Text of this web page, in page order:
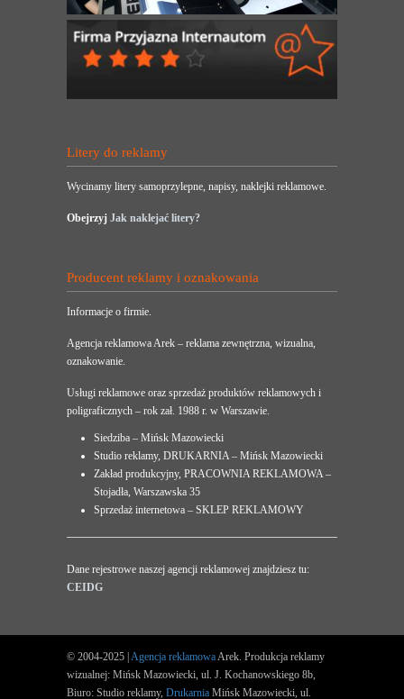
Litery do reklamy
Wycinamy litery samoprzylepne, napisy, naklejki reklamowe.
Obejrzyj Jak naklejać litery?
Producent reklamy i oznakowania
Informacje o firmie.
Agencja reklamowa Arek – reklama zewnętrzna, wizualna,
oznakowanie.
Usługi reklamowe oraz sprzedaż produktów reklamowych i
poligraficznych – rok zał. 1988 r. w Warszawie.
Siedziba – Mińsk Mazowiecki
Studio reklamy, DRUKARNIA – Mińsk Mazowiecki
Zakład produkcyjny, PRACOWNIA REKLAMOWA –
Stojadła, Warszawska 35
Sprzedaż internetowa – SKLEP REKLAMOWY
Dane rejestrowe naszej agencji reklamowej znajdziesz tu:
CEIDG
© 2004-2025 | Agencja reklamowaArek. Produkcja reklamy
wizualnej: Mińsk Mazowiecki, ul. J. Kochanowskiego 8b,
Biuro: Studio reklamy, Drukarnia Mińsk Mazowiecki, ul.